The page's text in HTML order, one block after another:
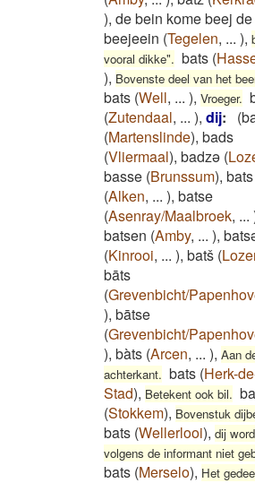
), de bein kome beej
beejeein (Tegelen, ... ),
vooral dikke". bats (
), Bovenste deel van het
bats (Well, ... ), Vroeger.
(Zutendaal, ... ), dij:
(Martenslinde), bads
(Vliermaal), badzə (
basse (Brunssum), bats
(Alken, ... ), batse
(Asenray/Maalbroek, ...
batsen (Amby, ... ),
(Kinrooi, ... ), batš (
bāts
(Grevenbicht/
), bātse
(Grevenbicht/
), bàts (Arcen, ... ), Aan
achterkant. bats (Herk-
Stad), Betekent ook bil.
(Stokkem), Bovenstuk
bats (Wellerlooi), dij
volgens de informant niet
bats (Merselo), Het